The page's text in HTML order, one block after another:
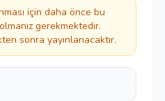
için daha önce bu
gerekmektedir.
sonra yayınlanacaktır.